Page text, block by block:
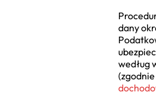
dany
według